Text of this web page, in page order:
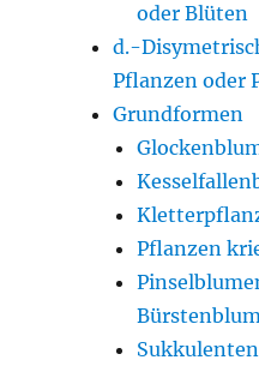
oder Blüten
d.-
Pflanzen oder
Grundformen
Pflanzen
Sukkulenten